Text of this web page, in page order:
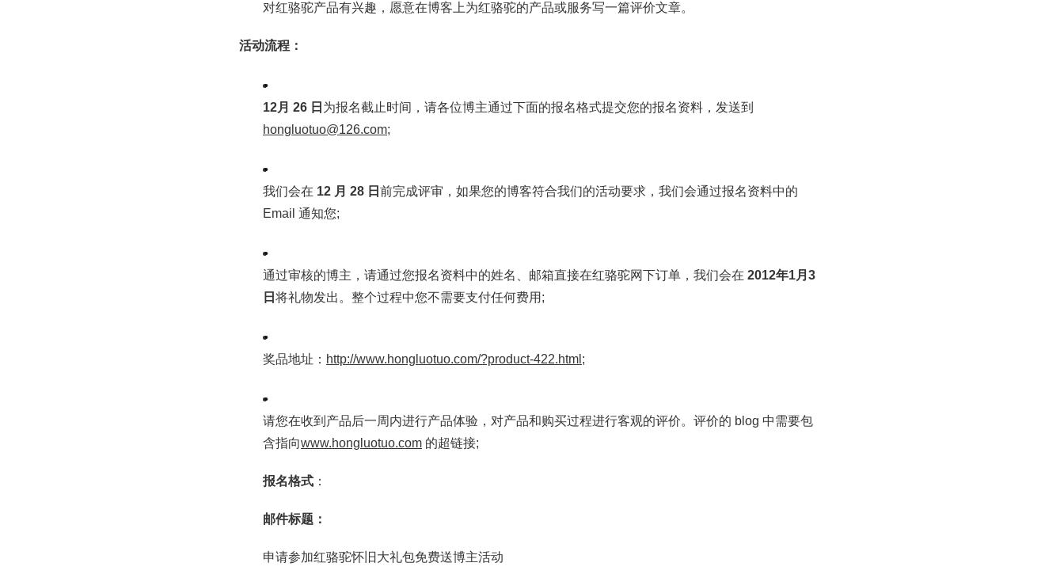
对红骆驼产品有兴趣，愿意在博客上为红骆驼的产品或服务写一篇评价文章。
活动流程：
12月 26 日 为报名截止时间，请各位博主通过下面的报名格式提交您的报名资料，发送到
hongluotuo@126.com;
我们会在 12 月 28 日 前完成评审，如果您的博客符合我们的活动要求，我们会通过报名资料中的
Email 通知您;
通过审核的博主，请通过您报名资料中的姓名、邮箱直接在红骆驼网下订单，我们会在 2012年1月3
日 将礼物发出。整个过程中您不需要支付任何费用;
奖品地址： http://www.hongluotuo.com/?product-422.html;
请您在收到产品后一周内进行产品体验，对产品和购买过程进行客观的评价。评价的 blog 中需要包
含指向www.hongluotuo.com 的超链接;
报名格式 ：
邮件标题：
申请参加红骆驼怀旧大礼包免费送博主活动